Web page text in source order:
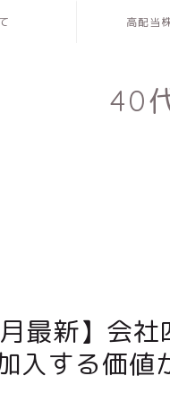
高配当
40
最新】会
入する価